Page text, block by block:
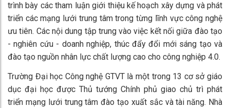
trình bày các tham luận giới thiệu kế hoạch xây dựng và phát
triển các mạng lưới trung tâm trong từng lĩnh vực công nghệ
ưu tiên. Các nội dung tập trung vào việc kết nối giữa đào tạo
- nghiên cứu - doanh nghiệp, thúc đẩy đổi mới sáng tạo và
đào tạo nguồn nhân lực chất lượng cao cho công nghiệp 4.0.
Trường Đại học Công nghệ GTVT là một trong 13 cơ sở giáo
dục đại học được Thủ tướng Chính phủ giao chủ trì phát
triển mạng lưới trung tâm đào tạo xuất sắc và tài năng. Nhà